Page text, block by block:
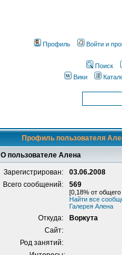
Профиль Войти и
Поиск
Вики
Профиль пользователя
О пользователе Алена
Зарегистрирован:
03.06.2008
Всего сообщений:
569
[0,18% от
Найти все
Галерея Алена
Откуда:
Воркута
Сайт:
Род занятий: